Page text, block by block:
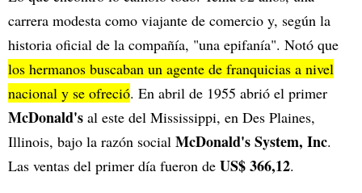
carrera modesta como viajante de comercio y, según la
historia oficial de la compañía, "una epifanía". Notó que
los hermanos buscaban un agente de franquicias a nivel
nacional y se ofreció. En abril de 1955 abrió el primer
McDonald's al este del Mississippi, en Des Plaines,
Illinois, bajo la razón social McDonald's System, Inc.
Las ventas del primer día fueron de US$ 366,12.